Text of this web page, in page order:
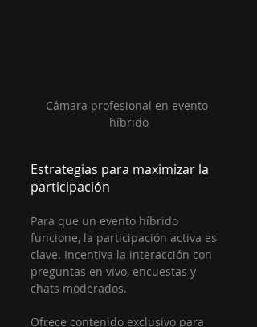
Cámara profesional en evento
híbrido
Estrategias para maximizar la
participación
Para que un evento híbrido
funcione, la participación activa es
clave. Incentiva la interacción con
preguntas en vivo, encuestas y
chats moderados.
Ofrece contenido exclusivo para